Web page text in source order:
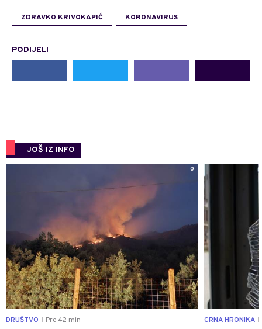
ZDRAVKO KRIVOKAPIĆ KORONAVIRUS
PODIJELI
JOŠ IZ INFO
0
DRUŠTVO Pre 42 min CRNA HRONIKA